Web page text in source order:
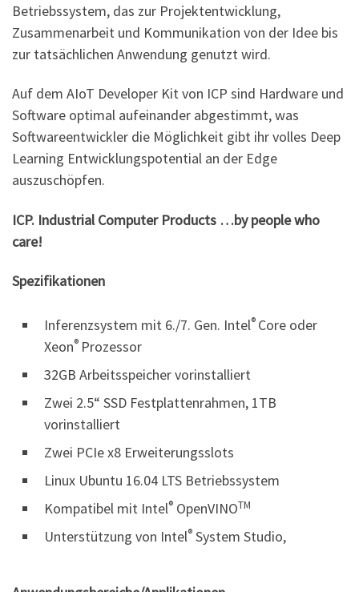
Betriebssystem, das zur Projektentwicklung,
Zusammenarbeit und Kommunikation von der Idee bis
zur tatsächlichen Anwendung genutzt wird.
Auf dem AIoT Developer Kit von ICP sind Hardware und
Software optimal aufeinander abgestimmt, was
Softwareentwickler die Möglichkeit gibt ihr volles Deep
Learning Entwicklungspotential an der Edge
auszuschöpfen.
ICP. Industrial Computer Products …by people who
care!
Spezifikationen
Inferenzsystem mit 6./7. Gen. Intel® Core oder
Xeon® Prozessor
32GB Arbeitsspeicher vorinstalliert
Zwei 2.5“ SSD Festplattenrahmen, 1TB
vorinstalliert
Zwei PCIe x8 Erweiterungsslots
Linux Ubuntu 16.04 LTS Betriebssystem
Kompatibel mit Intel® OpenVINOTM
Unterstützung von Intel® System Studio,